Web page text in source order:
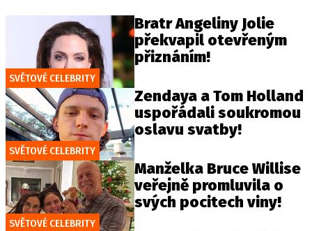
SVĚTOVÉ CELEBRITY
Bratr Angeliny Jolie
překvapil otevřeným
přiznáním!
SVĚTOVÉ CELEBRITY
Zendaya a Tom Holland
uspořádali soukromou
oslavu svatby!
SVĚTOVÉ CELEBRITY
Manželka Bruce Willise
veřejně promluvila o
svých pocitech viny!